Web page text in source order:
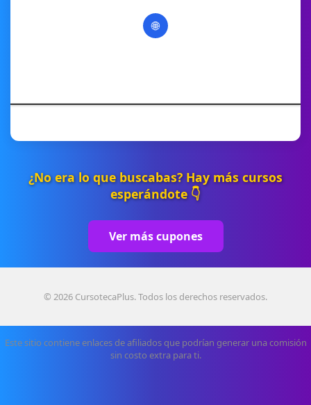
🌐
¿No era lo que buscabas? Hay más cursos
esperándote 👇
Ver más cupones
© 2026 CursotecaPlus. Todos los derechos reservados.
Este sitio contiene enlaces de afiliados que podrían generar una comisión
sin costo extra para ti.